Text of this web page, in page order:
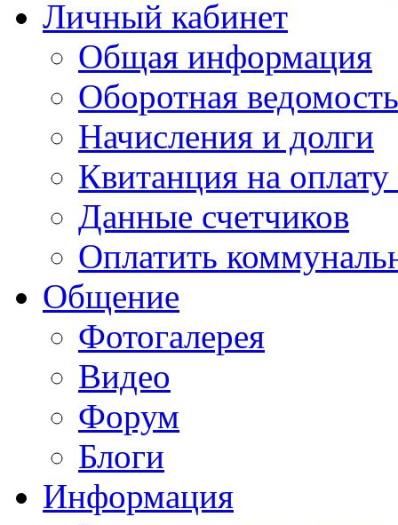
Личный кабинет
Общая информация
Оборотная ведомость
Начисления и долги
Квитанция на
Данные счетчиков
Оплатить
Общение
Фотогалерея
Видео
Форум
Блоги
Информация